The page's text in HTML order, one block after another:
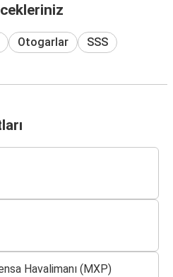
Otogarlar SSS
Havalimanı (MXP)